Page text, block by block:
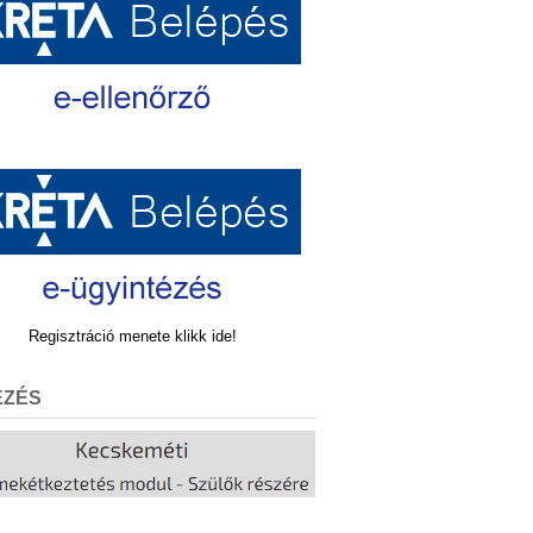
Regisztráció menete klikk ide!